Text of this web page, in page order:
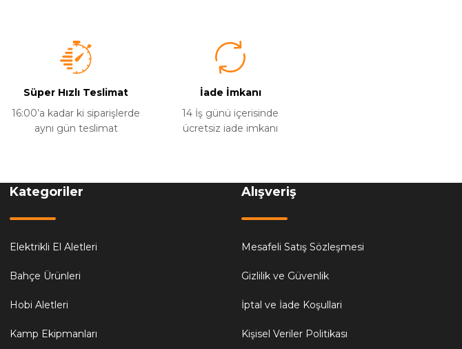
Süper Hızlı Teslimat
16:00’a kadar ki siparişlerde
aynı gün teslimat
İade İmkanı
14 İş günü içerisinde
ücretsiz iade imkanı
Kategoriler
Elektrikli El Aletleri
Bahçe Ürünleri
Hobi Aletleri
Kamp Ekipmanları
Alışveriş
Mesafeli Satış Sözleşmesi
Gizlilik ve Güvenlik
İptal ve İade Koşullari
Kişisel Veriler Politikası